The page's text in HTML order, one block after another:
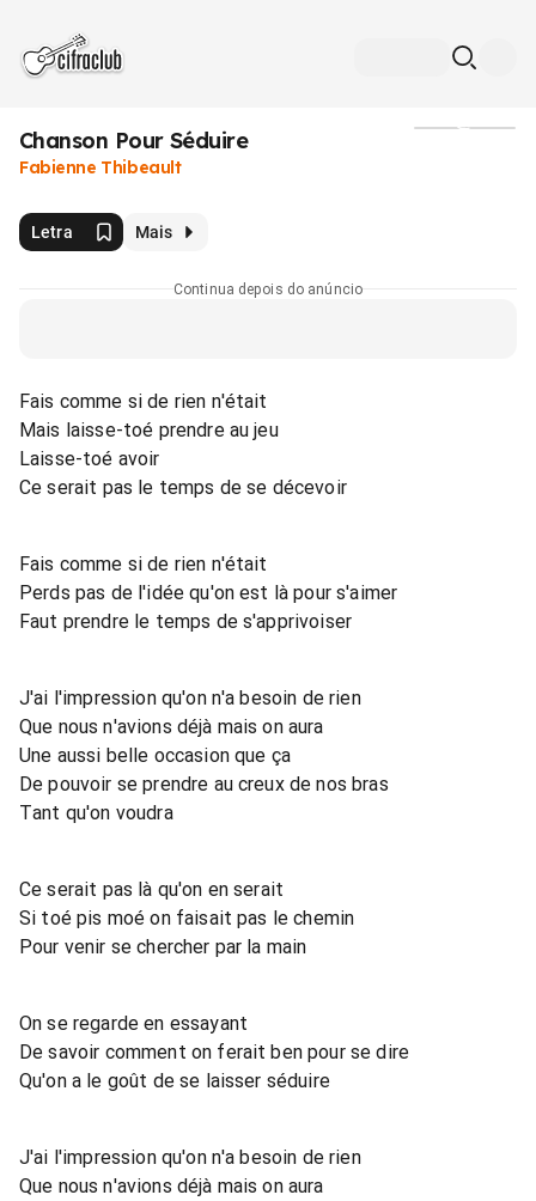
Chanson Pour Séduire
Fabienne Thibeault
Letra Mais
Continua depois do anúncio
Fais comme si de rien n'était
Mais laisse-toé prendre au jeu
Laisse-toé avoir
Ce serait pas le temps de se décevoir
Fais comme si de rien n'était
Perds pas de l'idée qu'on est là pour s'aimer
Faut prendre le temps de s'apprivoiser
J'ai l'impression qu'on n'a besoin de rien
Que nous n'avions déjà mais on aura
Une aussi belle occasion que ça
De pouvoir se prendre au creux de nos bras
Tant qu'on voudra
Ce serait pas là qu'on en serait
Si toé pis moé on faisait pas le chemin
Pour venir se chercher par la main
On se regarde en essayant
De savoir comment on ferait ben pour se dire
Qu'on a le goût de se laisser séduire
J'ai l'impression qu'on n'a besoin de rien
Que nous n'avions déjà mais on aura